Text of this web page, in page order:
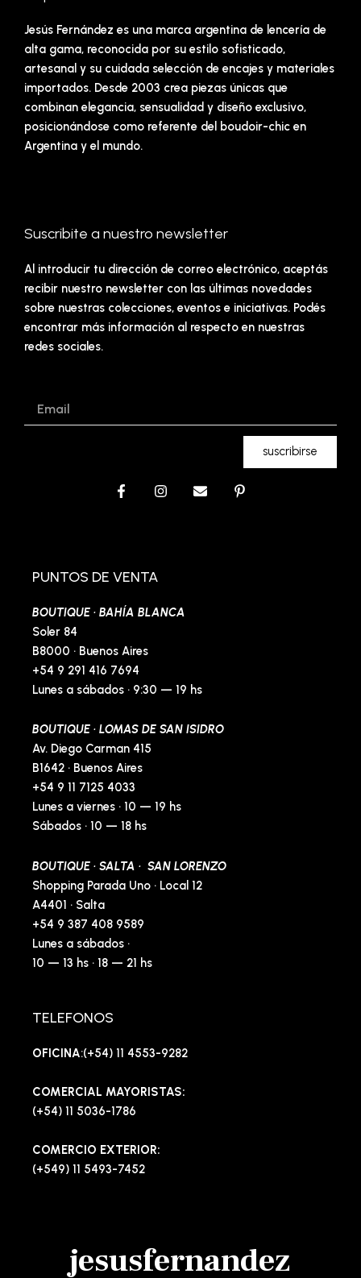
Jesús Fernández es una marca argentina de lencería de
alta gama, reconocida por su estilo sofisticado,
artesanal y su cuidada selección de encajes y materiales
importados. Desde 2003 crea piezas únicas que
combinan elegancia, sensualidad y diseño exclusivo,
posicionándose como referente del boudoir-chic en
Argentina y el mundo.
Suscribite a nuestro newsletter
Al introducir tu dirección de correo electrónico, aceptás
recibir nuestro newsletter con las últimas novedades
sobre nuestras colecciones, eventos e iniciativas. Podés
encontrar más información al respecto en nuestras
redes sociales.
suscribirse
F
a
o
k
f
I
E
P
PUNTOS DE VENTA
BOUTIQUE · BAHÍA BLANCA
Soler 84
B8000 · Buenos Aires
+54 9 291 416 7694
Lunes a sábados · 9:30 — 19 hs
BOUTIQUE · LOMAS DE SAN ISIDRO
Av. Diego Carman 415
B1642 · Buenos Aires
+54 9 11 7125 4033
Lunes a viernes · 10 — 19 hs
Sábados · 10 — 18 hs
BOUTIQUE · SALTA · SAN LORENZO
Shopping Parada Uno · Local 12
A4401 · Salta
+54 9 387 408 9589
Lunes a sábados ·
10 — 13 hs · 18 — 21 hs
TELEFONOS
OFICINA:(+54) 11 4553-9282
COMERCIAL MAYORISTAS:
(+54) 11 5036-1786
COMERCIO EXTERIOR:
(+549) 11 5493-7452
jesusfernandez